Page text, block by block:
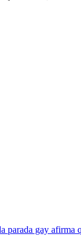
parada gay afirma